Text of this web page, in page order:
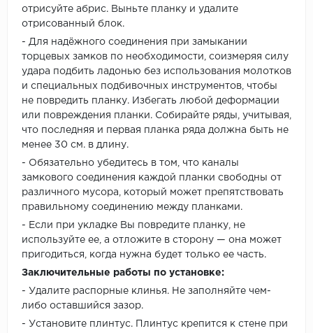
отрисуйте абрис. Выньте планку и удалите
отрисованный блок.
- Для надёжного соединения при замыкании
торцевых замков по необходимости, соизмеряя силу
удара подбить ладонью без использования молотков
и специальных подбивочных инструментов, чтобы
не повредить планку. Избегать любой деформации
или повреждения планки. Собирайте ряды, учитывая,
что последняя и первая планка ряда должна быть не
менее 30 см. в длину.
- Обязательно убедитесь в том, что каналы
замкового соединения каждой планки свободны от
различного мусора, который может препятствовать
правильному соединению между планками.
- Если при укладке Вы повредите планку, не
используйте ее, а отложите в сторону — она может
пригодиться, когда нужна будет только ее часть.
Заключительные работы по установке:
- Удалите распорные клинья. Не заполняйте чем-
либо оставшийся зазор.
- Установите плинтус. Плинтус крепится к стене при